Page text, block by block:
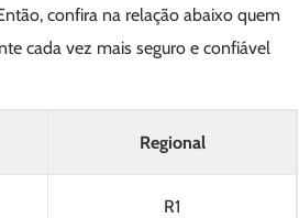
confira na relação abaixo quem
cada vez mais seguro e confiável
Regional
R1